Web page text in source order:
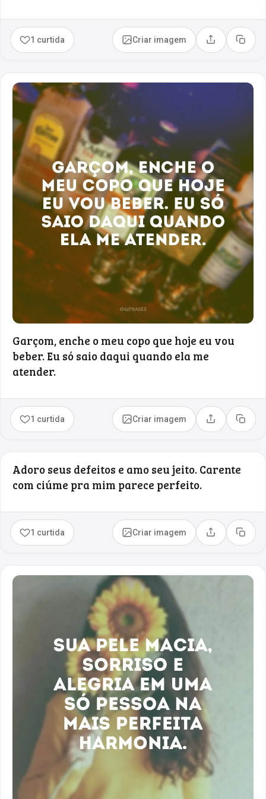
1 curtida Criar imagem Compartilhar
Copiar
Garçom, enche o meu copo que hoje eu vou
beber. Eu só saio daqui quando ela me
atender.
1 curtida Criar imagem Compartilhar
Copiar
Adoro seus defeitos e amo seu jeito. Carente
com ciúme pra mim parece perfeito.
1 curtida Criar imagem Compartilhar
Copiar